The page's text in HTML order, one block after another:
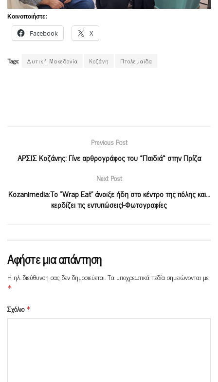
Κοινοποιήστε:
Facebook X
Tags: Δυτική Μακεδονία Κοζάνη Πτολεμαϊδα
Previous Post
ΑΡΣΙΣ Κοζάνης: Γίνε αρθρογράφος του «Παιδιά» στην Πρίζα
Next Post
Κοzanimedia:Το “Wrap Eat” άνοιξε ήδη στο κέντρο της πόλης και…
κερδίζει τις εντυπώσεις!-Φωτογραφίες
Αφήστε μια απάντηση
Η ηλ. διεύθυνση σας δεν δημοσιεύεται.Τα υποχρεωτικά πεδία σημειώνονται με
*
Σχόλιο *